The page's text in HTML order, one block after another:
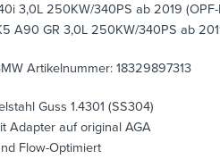
3,0L 250KW/340PS ab 2019
A90 GR 3,0L 250KW/340PS ab
Artikelnummer: 18329897313
Guss 1.4301 (SS304)
Adapter auf original AGA
Flow-Optimiert